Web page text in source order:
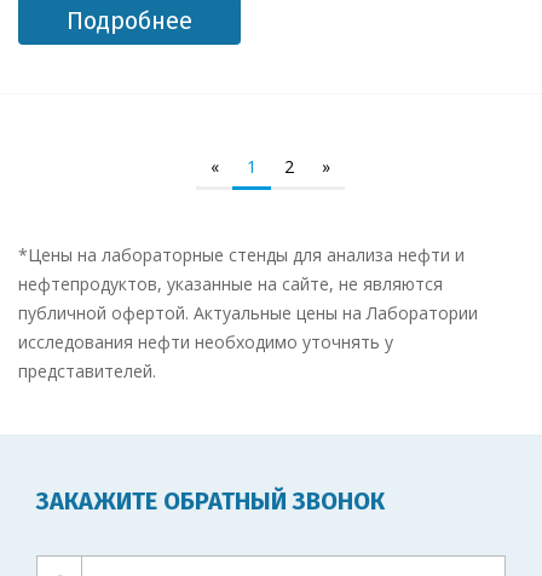
Подробнее
« 1 2 »
*Цены на лабораторные стенды для анализа нефти и
нефтепродуктов, указанные на сайте, не являются
публичной офертой. Актуальные цены на Лаборатории
исследования нефти необходимо уточнять у
представителей.
ЗАКАЖИТЕ ОБРАТНЫЙ ЗВОНОК